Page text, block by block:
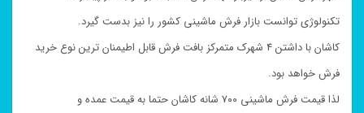
تکنولوژی توانست بازار فرش ماشینی کشور را نیز بدست گیرد.
کاشان با داشتن ۴ شهرک متمرکز بافت فرش قابل اطیمنان ترین نوع خرید
فرش خواهد بود.
لذا قیمت فرش ماشینی ۷۰۰ شانه کاشان حتما به قیمت عمده و